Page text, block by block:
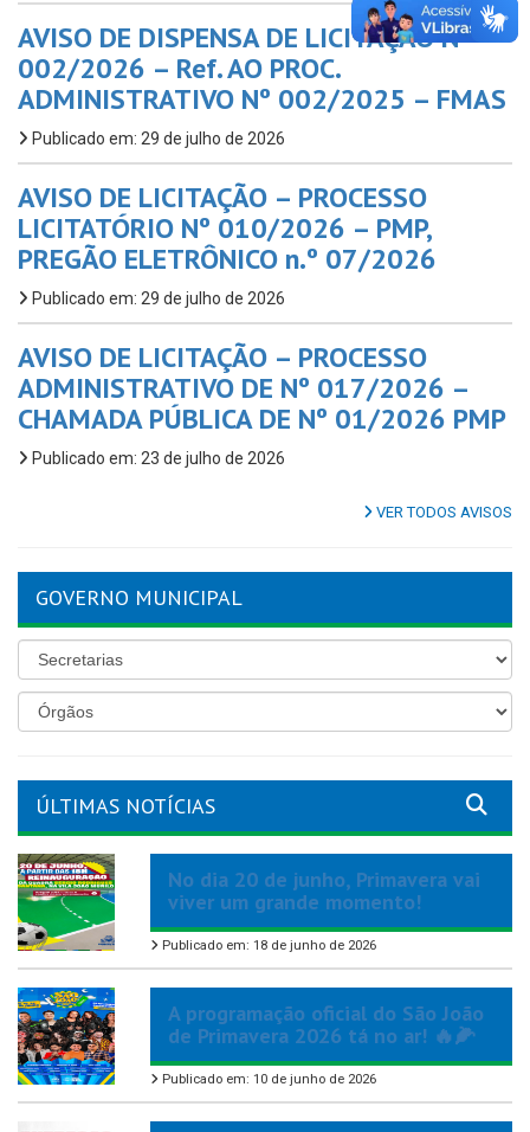
AVISO DE DISPENSA DE LICITAÇÃO Nº
002/2026 – Ref. AO PROC.
ADMINISTRATIVO Nº 002/2025 – FMAS
Publicado em: 29 de julho de 2026
AVISO DE LICITAÇÃO – PROCESSO
LICITATÓRIO Nº 010/2026 – PMP,
PREGÃO ELETRÔNICO n.º 07/2026
Publicado em: 29 de julho de 2026
AVISO DE LICITAÇÃO – PROCESSO
ADMINISTRATIVO DE Nº 017/2026 –
CHAMADA PÚBLICA DE Nº 01/2026 PMP
Publicado em: 23 de julho de 2026
VER TODOS AVISOS
GOVERNO MUNICIPAL
ÚLTIMAS NOTÍCIAS
No dia 20 de junho, Primavera vai
viver um grande momento!
Publicado em: 18 de junho de 2026
A programação oficial do São João
de Primavera 2026 tá no ar! 🔥🌽
Publicado em: 10 de junho de 2026